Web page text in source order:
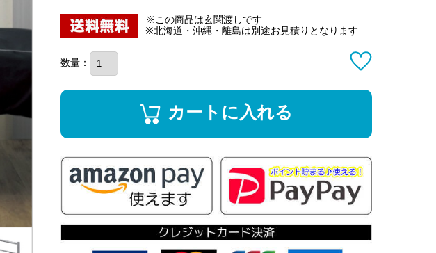
※この商品は玄関渡しです
※北海道・沖縄・離島は別途お見積りとなります
数量：
カートに入れる